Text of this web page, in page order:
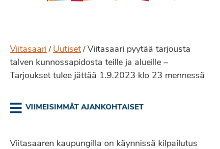
Viitasaari / Uutiset / Viitasaari pyytää tarjousta
talven kunnossapidosta teille ja alueille –
Tarjoukset tulee jättää 1.9.2023 klo 23 mennessä
VIIMEISIMMÄT AJANKOHTAISET
Viitasaaren kaupungilla on käynnissä kilpailutus